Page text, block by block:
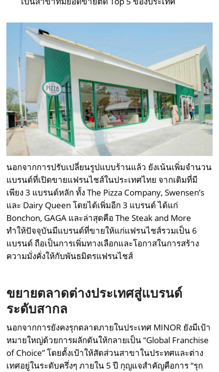
นอกจากการปรับเปลี่ยนรูปแบบร้านแล้ว ยังเน้นเพิ่มจำนวน
แบรนด์ที่เปิดขายแฟรนไชส์ในประเทศไทย จากเดิมที่มี
เพียง 3 แบรนด์หลัก ทั้ง The Pizza Company, Swensen’s
และ Dairy Queen โดยได้เพิ่มอีก 3 แบรนด์ ได้แก่
Bonchon, GAGA และล่าสุดคือ The Steak and More
ทำให้ปัจจุบันมีแบรนด์ที่ขายให้แก่แฟรนไชส์รวมเป็น 6
แบรนด์ ถือเป็นการเพิ่มทางเลือกและโอกาสในการสร้าง
ความมั่งคั่งให้กับพันธมิตรแฟรนไชส์
ขยายตลาดต่างประเทศสู่แบรนด์
ระดับสากล
นอกจากการยังคงรุกตลาดภายในประเทศ MINOR ยังมีเป้า
หมายใหญ่ด้วยการผลักดันให้กลายเป็น “Global Franchise
of Choice” โดยตั้งเป้าให้สัดส่วนสาขาในประทศและต่าง
เทศอยู่ในระดับครึ่งๆ ภายใน 5 ปี กุญแจสำคัญคือการ “รุก